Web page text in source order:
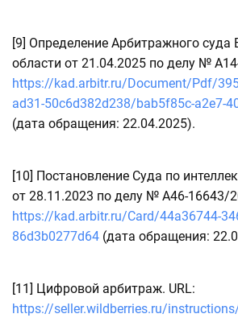
[9] Определение Арбитражного суда
области от 21.04.2025 по делу №
https://kad.arbitr.ru/Document/Pdf/
ad31-50c6d382d238/bab5f85c-a2e7-
(дата обращения: 22.04.2025).
[10] Постановление Суда по
от 28.11.2023 по делу № А46-16643/
https://kad.arbitr.ru/Card/44a36744-
86d3b0277d64 (дата обращения:
[11] Цифровой арбитраж. URL:
https://seller.wildberries.ru/